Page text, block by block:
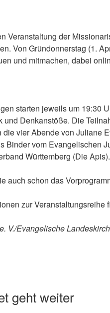
Veranstaltung der
Von Gründonnerstag (1.
und mitmachen, dabei
starten jeweils um 19:30
und Denkanstöße. Die
die vier Abende von Juliane
Binder vom Evangelischen
Württemberg (Die Apis).
auch schon das
zur Veranstaltungsreihe
V./Evangelische
geht weiter